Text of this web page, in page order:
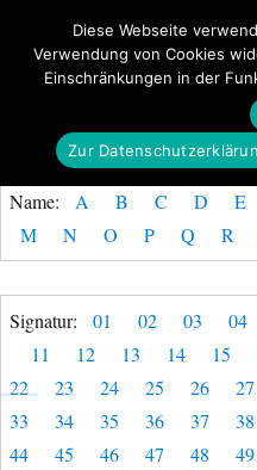
GeoGREIF
Name: A B C D E
M
N O P Q R
Signatur: 01 02 03 04
11 12 13 14 15
22
23 24 25 26 27
33
34 35 36 37 38
44
45 46 47 48 49
Diese Webseite
Verwendung von Cookies
Einschränkungen in der
Zur